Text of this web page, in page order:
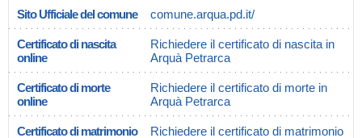
Sito Ufficiale del comune comune.arqua.pd.it/
Certificato di nascita
online
Richiedere il certificato di nascita in
Arquà Petrarca
Certificato di morte
online
Richiedere il certificato di morte in
Arquà Petrarca
Certificato di matrimonio
Richiedere il certificato di matrimonio